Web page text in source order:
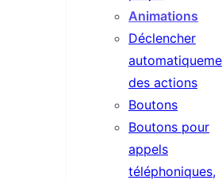
Animations
Déclencher
des actions
Boutons
Boutons pour
appels
téléphoniques,